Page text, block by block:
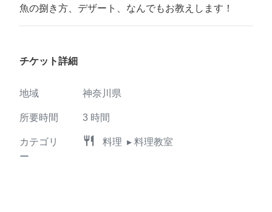
魚の捌き方、デザート、なんでもお教えします！
チケット詳細
地域 神奈川県
所要時間 3 時間
カテゴリ
ー
restaurant 料理 ▸ 料理教室